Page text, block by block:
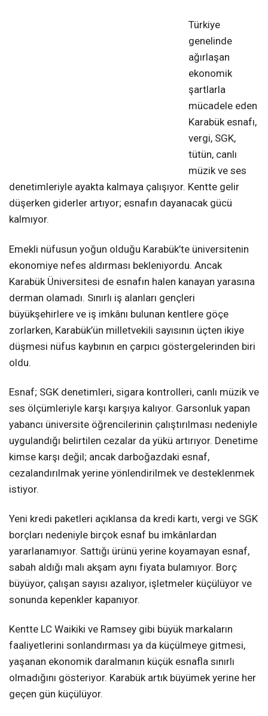
Türkiye
genelinde
ağırlaşan
ekonomik
şartlarla
mücadele eden
Karabük esnafı,
vergi, SGK,
tütün, canlı
müzik ve ses
denetimleriyle ayakta kalmaya çalışıyor. Kentte gelir
düşerken giderler artıyor; esnafın dayanacak gücü
kalmıyor.
Emekli nüfusun yoğun olduğu Karabük’te üniversitenin
ekonomiye nefes aldırması bekleniyordu. Ancak
Karabük Üniversitesi de esnafın halen kanayan yarasına
derman olamadı. Sınırlı iş alanları gençleri
büyükşehirlere ve iş imkânı bulunan kentlere göçe
zorlarken, Karabük’ün milletvekili sayısının üçten ikiye
düşmesi nüfus kaybının en çarpıcı göstergelerinden biri
oldu.
Esnaf; SGK denetimleri, sigara kontrolleri, canlı müzik ve
ses ölçümleriyle karşı karşıya kalıyor. Garsonluk yapan
yabancı üniversite öğrencilerinin çalıştırılması nedeniyle
uygulandığı belirtilen cezalar da yükü artırıyor. Denetime
kimse karşı değil; ancak darboğazdaki esnaf,
cezalandırılmak yerine yönlendirilmek ve desteklenmek
istiyor.
Yeni kredi paketleri açıklansa da kredi kartı, vergi ve SGK
borçları nedeniyle birçok esnaf bu imkânlardan
yararlanamıyor. Sattığı ürünü yerine koyamayan esnaf,
sabah aldığı malı akşam aynı fiyata bulamıyor. Borç
büyüyor, çalışan sayısı azalıyor, işletmeler küçülüyor ve
sonunda kepenkler kapanıyor.
Kentte LC Waikiki ve Ramsey gibi büyük markaların
faaliyetlerini sonlandırması ya da küçülmeye gitmesi,
yaşanan ekonomik daralmanın küçük esnafla sınırlı
olmadığını gösteriyor. Karabük artık büyümek yerine her
geçen gün küçülüyor.